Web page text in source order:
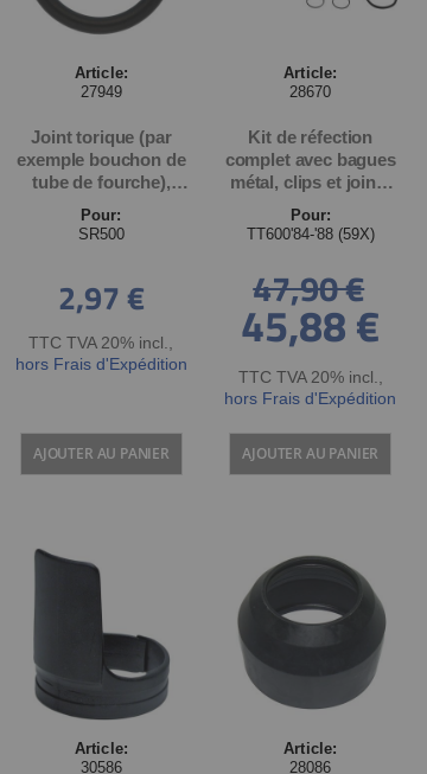
Article:
27949
Joint torique (par
exemple bouchon de
tube de fourche),
pièce
Pour:
SR500
2,97 €
TTC TVA 20% incl.
hors Frais d'Expédition
AJOUTER AU PANIER
Article:
28670
Kit de réfection
complet avec bagues
métal, clips et joints
(joints spi de fourche
et cache-poussières
art. 21275 sont à
commander
séparément)
Pour:
TT600'84-'88 (59X)
47,90 €
Special
Price
45,88 €
TTC TVA 20% incl.,
hors Frais d'Expédition
AJOUTER AU PANIER
Article:
30586
Article:
28086